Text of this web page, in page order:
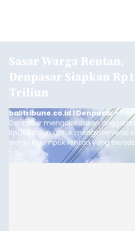
Sasar Warga Rentan,
Denpasar Siapkan
Triliun
balitribune.co.id I Denpasar -
Denpasar mengalokasikan anggaran
Rp1,152 triliun untuk mengintervensi
warga kelompok rentan yang
garis kemiskinan. Langkah strategis
guna menjaga masyarakat yang